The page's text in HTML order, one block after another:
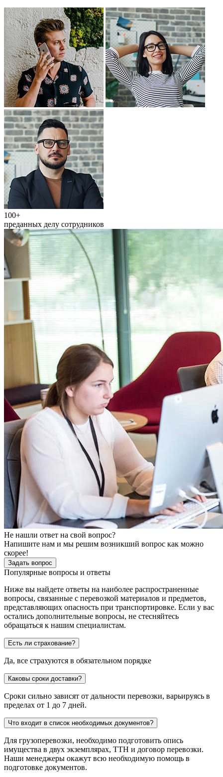
100+
преданных делу сотрудников
Не нашли ответ на свой вопрос?
Напишите нам и мы решим возникший вопрос как можно
скорее!
Задать вопрос
Популярные вопросы и ответы
Ниже вы найдете ответы на наиболее распространенные
вопросы, связанные с перевозкой материалов и предметов,
представляющих опасность при транспортировке. Если у вас
остались дополнительные вопросы, не стесняйтесь
обращаться к нашим специалистам.
Есть ли страхование?
Да, все страхуются в обязательном порядке
Каковы сроки доставки?
Сроки сильно зависят от дальности перевозки, варьируясь в
пределах от 1 до 7 дней.
Что входит в список необходимых документов?
Для грузоперевозки, необходимо подготовить опись
имущества в двух экземплярах, ТТН и договор перевозки.
Наши менеджеры окажут всю необходимую помощь в
подготовке документов.